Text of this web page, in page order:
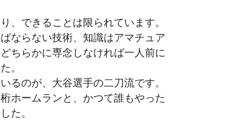
、できることは限られています。
ならない技術、知識はアマチュア
ちらかに専念しなければ一人前に
。
るのが、大谷選手の二刀流です。
ホームランと、かつて誰もやった
た。